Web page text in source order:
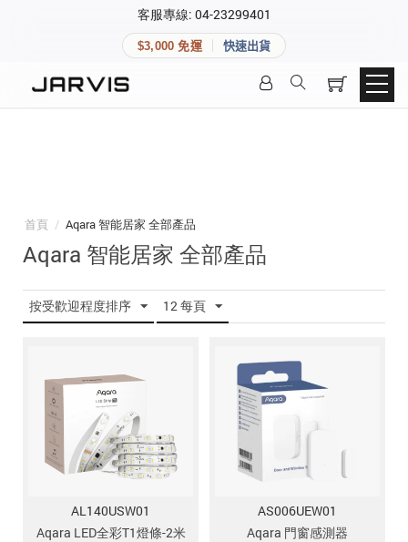
客服專線: 04-23299401
$3,000 免運 快速出貨
首頁 / Aqara 智能居家 全部產品
Aqara 智能居家 全部產品
按受歡迎程度排序 12 每頁
AL140USW01
Aqara LED全彩T1燈條-2米
AS006UEW01
Aqara 門窗感測器
快速連結
登入後可查看訂單、會員資料與收藏清單。
登入會員
建立新帳號
追蹤我的訂單
會員資料管理
加入 JARVIS VIP